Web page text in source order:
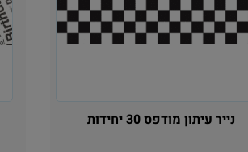
נייר עיתון מודפס 30 יחידות